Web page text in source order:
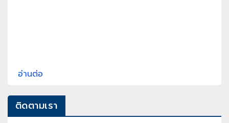
อ่านต่อ
ติดตามเรา